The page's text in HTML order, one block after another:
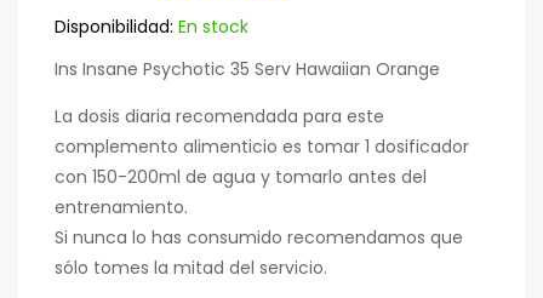
Disponibilidad: En stock
Ins Insane Psychotic 35 Serv Hawaiian Orange
La dosis diaria recomendada para este
complemento alimenticio es tomar 1 dosificador
con 150-200ml de agua y tomarlo antes del
entrenamiento.
Si nunca lo has consumido recomendamos que
sólo tomes la mitad del servicio.